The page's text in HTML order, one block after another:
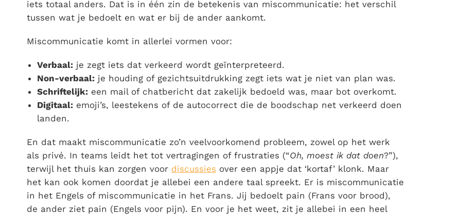
iets totaal anders. Dat is in één zin de betekenis van miscommunicatie: het verschil
tussen wat je bedoelt en wat er bij de ander aankomt.
Miscommunicatie komt in allerlei vormen voor:
Verbaal: je zegt iets dat verkeerd wordt geïnterpreteerd.
Non-verbaal: je houding of gezichtsuitdrukking zegt iets wat je niet van plan was.
Schriftelijk: een mail of chatbericht dat zakelijk bedoeld was, maar bot overkomt.
Digitaal: emoji’s, leestekens of de autocorrect die de boodschap net verkeerd doen
landen.
En dat maakt miscommunicatie zo’n veelvoorkomend probleem, zowel op het werk
als privé. In teams leidt het tot vertragingen of frustraties (“Oh, moest ik dat doen?”),
terwijl het thuis kan zorgen voor discussies over een appje dat ‘kortaf’ klonk. Maar
het kan ook komen doordat je allebei een andere taal spreekt. Er is miscommunicatie
in het Engels of miscommunicatie in het Frans. Jij bedoelt pain (Frans voor brood),
de ander ziet pain (Engels voor pijn). En voor je het weet, zit je allebei in een heel